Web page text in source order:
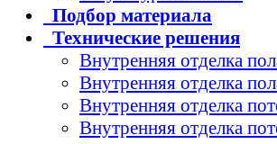
Подбор материала
Технические решения
Внутренняя отделка
Внутренняя отделка
Внутренняя отделка
Внутренняя отделка